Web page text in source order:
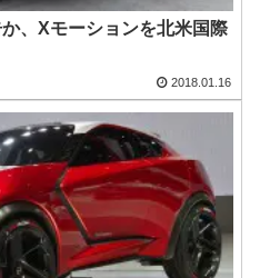
、Xモーションを北米国際
2018.01.16